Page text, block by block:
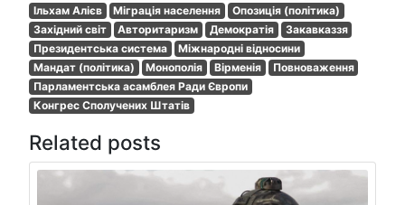
Ільхам Алієв
Міграція населення
Опозиція (політика)
Західний світ
Авторитаризм Демократія
Закавказзя
Президентська система
Міжнародні відносини
Мандат (політика)
Монополія Вірменія
Повноваження
Парламентська асамблея Ради Європи
Конгрес Сполучених Штатів
Related posts